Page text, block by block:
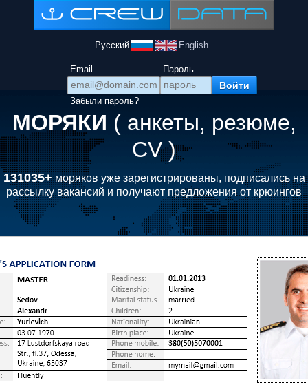
Русский English
Email Пароль
Забыли пароль?
МОРЯКИ ( анкеты, резюме,
CV )
131035+моряков уже зарегистрированы, подписались на
рассылку вакансий и получают предложения от крюингов